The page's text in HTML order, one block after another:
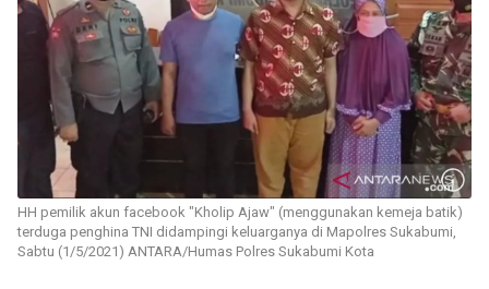
HH pemilik akun facebook "Kholip Ajaw" (menggunakan kemeja batik)
terduga penghina TNI didampingi keluarganya di Mapolres Sukabumi,
Sabtu (1/5/2021) ANTARA/Humas Polres Sukabumi Kota